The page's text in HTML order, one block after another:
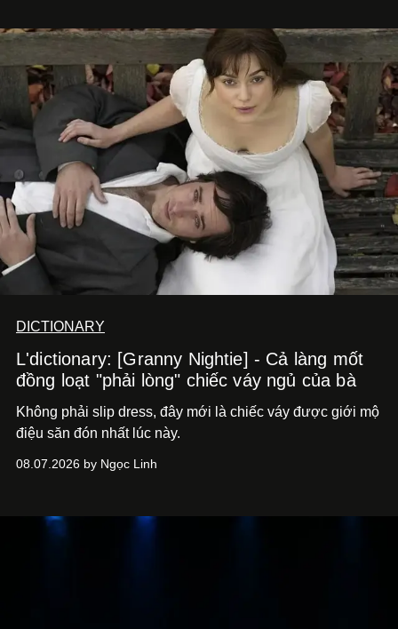
DICTIONARY
L'dictionary: [Granny Nightie] - Cả làng mốt
đồng loạt "phải lòng" chiếc váy ngủ của bà
Không phải slip dress, đây mới là chiếc váy được giới mộ
điệu săn đón nhất lúc này.
08.07.2026 by Ngọc Linh